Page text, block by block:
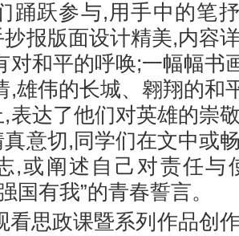
跃参与,用手中的笔抒
报版面设计精美,内容
对和平的呼唤;一幅幅书
,雄伟的长城、翱翔的和
表达了他们对英雄的崇
意切,同学们在文中或
,或阐述自己对责任与
国有我”的青春誓言。
思政课暨系列作品创作